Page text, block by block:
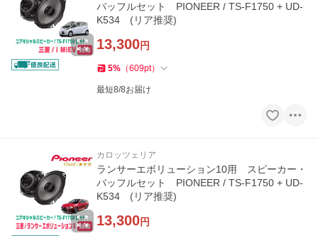
バッフルセット PIONEER / TS-F1750 + UD-
K534 (リア推奨)
13,300円
5% （609pt）
最短8/8お届け
カロッツェリア
ランサーエボリューション10用 スピーカー・
バッフルセット PIONEER / TS-F1750 + UD-
K534 (リア推奨)
13,300円